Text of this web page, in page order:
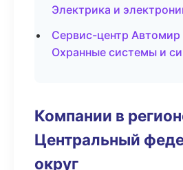
Электрика и
Сервис-центр
Охранные системы и
Компании в
Центральный
округ